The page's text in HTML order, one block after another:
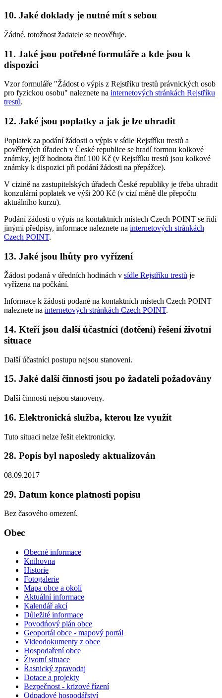
10. Jaké doklady je nutné mít s sebou
Žádné, totožnost žadatele se neověřuje.
11. Jaké jsou potřebné formuláře a kde jsou k
dispozici
Vzor formuláře "Žádost o výpis z Rejstříku trestů právnických osob
pro fyzickou osobu" naleznete na internetových stránkách Rejstříku
trestů.
12. Jaké jsou poplatky a jak je lze uhradit
Poplatek za podání žádosti o výpis v sídle Rejstříku trestů a
pověřených úřadech v České republice se hradí formou kolkové
známky, jejíž hodnota činí 100 Kč (v Rejstříku trestů jsou kolkové
známky k dispozici při podání žádosti na přepážce).
V cizině na zastupitelských úřadech České republiky je třeba uhradit
konzulární poplatek ve výši 200 Kč (v cizí měně dle přepočtu
aktuálního kurzu).
Podání žádosti o výpis na kontaktních místech Czech POINT se řídí
jinými předpisy, informace naleznete na internetových stránkách
Czech POINT.
13. Jaké jsou lhůty pro vyřízení
Žádost podaná v úředních hodinách v sídle Rejstříku trestů je
vyřízena na počkání.
Informace k žádosti podané na kontaktních místech Czech POINT
naleznete na internetových stránkách Czech POINT.
14. Kteří jsou další účastníci (dotčení) řešení životní
situace
Další účastníci postupu nejsou stanoveni.
15. Jaké další činnosti jsou po žadateli požadovány
Další činnosti nejsou stanoveny.
16. Elektronická služba, kterou lze využít
Tuto situaci nelze řešit elektronicky.
28. Popis byl naposledy aktualizován
08.09.2017
29. Datum konce platnosti popisu
Bez časového omezení.
Obec
Obecné informace
Knihovna
Historie
Fotogalerie
Mapa obce a okolí
Aktuální informace
Kalendář akcí
Důležité informace
Povodńový plán obce
Geoportál obce - mapový portál
Videodokumenty z obce
Hospodaření obce
Životní situace
Řasnický zpravodaj
Dotace a projekty
Bezpečnost - krizové řízení
Odpadové hospodářství